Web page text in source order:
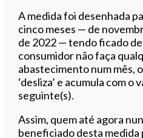
A medida foi desenhada
cinco meses — de
de 2022 — tendo ficado
consumidor não faça
abastecimento num mês,
‘desliza’ e acumula com o
seguinte(s).
Assim, quem até agora
beneficiado desta medida